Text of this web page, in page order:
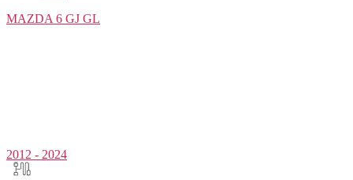
MAZDA 6 GJ GL
2012 - 2024